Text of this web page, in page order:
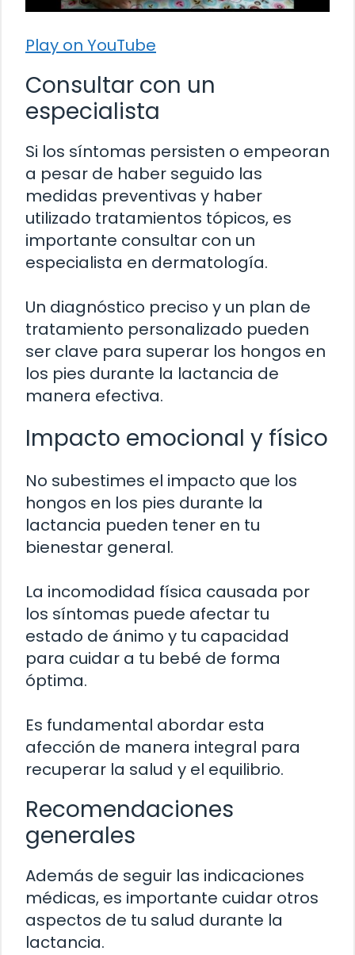
Play on YouTube
Consultar con un
especialista
Si los síntomas persisten o empeoran
a pesar de haber seguido las
medidas preventivas y haber
utilizado tratamientos tópicos, es
importante consultar con un
especialista en dermatología.
Un diagnóstico preciso y un plan de
tratamiento personalizado pueden
ser clave para superar los hongos en
los pies durante la lactancia de
manera efectiva.
Impacto emocional y físico
No subestimes el impacto que los
hongos en los pies durante la
lactancia pueden tener en tu
bienestar general.
La incomodidad física causada por
los síntomas puede afectar tu
estado de ánimo y tu capacidad
para cuidar a tu bebé de forma
óptima.
Es fundamental abordar esta
afección de manera integral para
recuperar la salud y el equilibrio.
Recomendaciones
generales
Además de seguir las indicaciones
médicas, es importante cuidar otros
aspectos de tu salud durante la
lactancia.